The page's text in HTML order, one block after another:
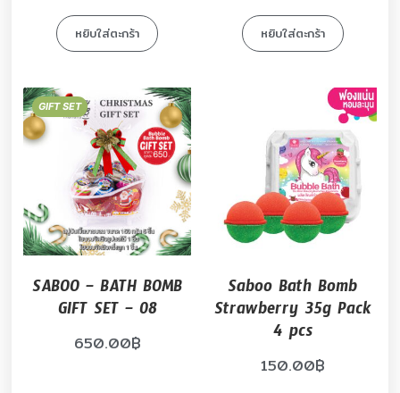
หยิบใส่ตะกร้า หยิบใส่ตะกร้า
GIFT SET
SABOO – BATH BOMB
GIFT SET – 08
650.00฿
Saboo Bath Bomb
Strawberry 35g Pack
4 pcs
150.00฿